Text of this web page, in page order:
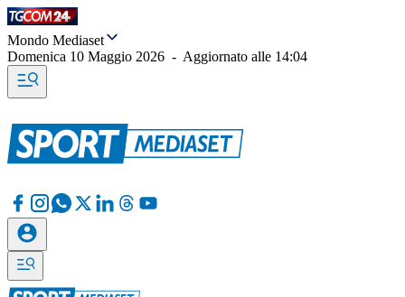
Mondo Mediaset
Domenica 10 Maggio 2026 - Aggiornato alle 14:04